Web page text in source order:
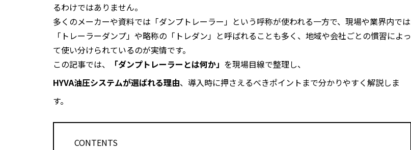
るわけではありません。
多くのメーカーや資料では「ダンプトレーラー」という呼称が使われる一方で、現場や業界内では
「トレーラーダンプ」や略称の「トレダン」と呼ばれることも多く、地域や会社ごとの慣習によっ
て使い分けられているのが実情です。
この記事では、
「ダンプトレーラーとは何か」 を現場目線で整理し、
HYVA油圧システムが選ばれる理由、導入時に押さえるべきポイントまで分かりやすく解説しま
す。
CONTENTS